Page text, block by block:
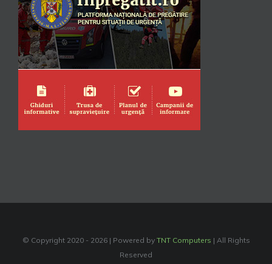
© Copyright 2020 - 2026 | Powered by TNT Computers | All Rights
Reserved